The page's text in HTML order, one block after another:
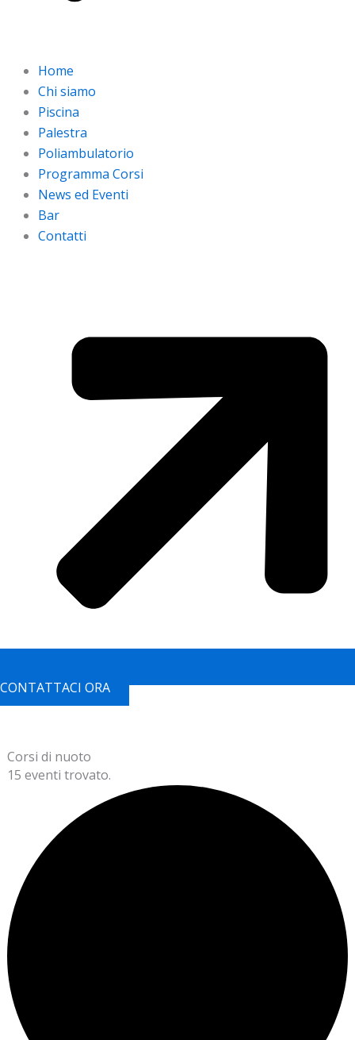
Home
Chi siamo
Piscina
Palestra
Poliambulatorio
Programma Corsi
News ed Eventi
Bar
Contatti
CONTATTACI ORA
Corsi di nuoto
15 eventi trovato.